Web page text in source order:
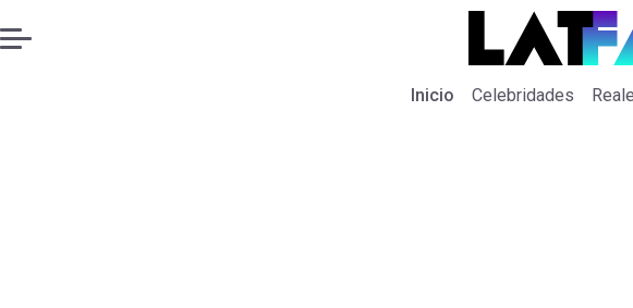
Inicio Celebridades